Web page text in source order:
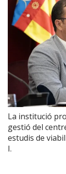
La institució
gestió del
estudis de
I.